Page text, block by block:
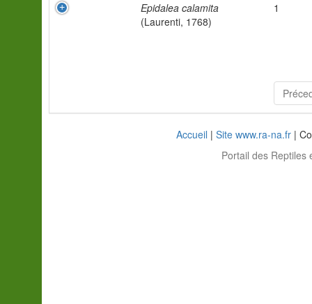
Epidalea calamita
(Laurenti, 1768)
1
Accueil | Site www.ra-na.fr |
Portail des Reptiles